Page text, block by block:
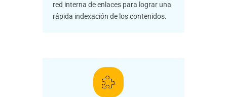
red interna de enlaces para lograr una
rápida indexación de los contenidos.